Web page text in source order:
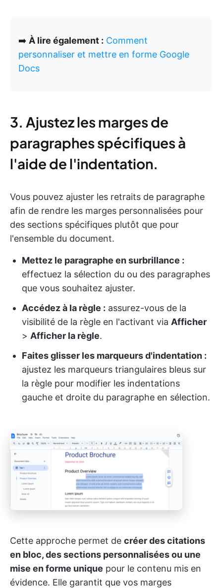
➡️ À lire également : Comment
personnaliser et mettre en forme Google
Docs
3. Ajustez les marges de
paragraphes spécifiques à
l'aide de l'indentation.
Vous pouvez ajuster les retraits de paragraphe
afin de rendre les marges personnalisées pour
des sections spécifiques plutôt que pour
l'ensemble du document.
Mettez le paragraphe en surbrillance :
effectuez la sélection du ou des paragraphes
que vous souhaitez ajuster.
Accédez à la règle : assurez-vous de la
visibilité de la règle en l'activant via Afficher
> Afficher la règle.
Faites glisser les marqueurs d'indentation :
ajustez les marqueurs triangulaires bleus sur
la règle pour modifier les indentations
gauche et droite du paragraphe en sélection.
Cette approche permet de créer des citations
en bloc, des sections personnalisées ou une
mise en forme unique pour le contenu mis en
évidence. Elle garantit que vos marges